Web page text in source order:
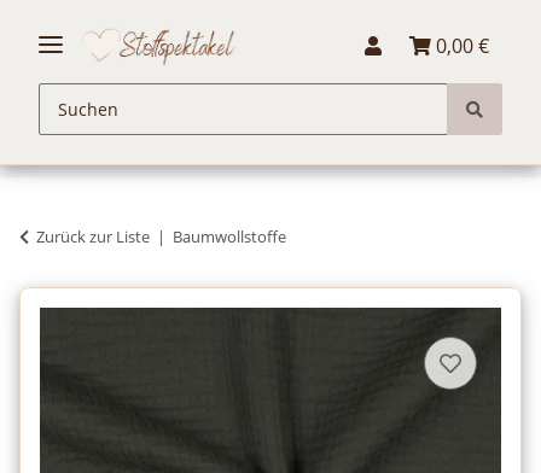
0,00 €
Zurück zur Liste Baumwollstoffe